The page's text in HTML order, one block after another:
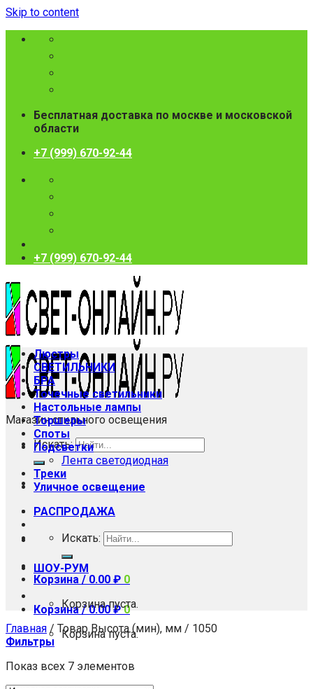
Skip to content
Бесплатная доставка по москве и московской
области
+7 (999) 670-92-44
+7 (999) 670-92-44
Магазин стильного освещения
Искать:
РАСПРОДАЖА
ШОУ-РУМ
Корзина /0.00₽ 0
Корзина пуста.
Люстры
СВЕТИЛЬНИКИ
БРА
Точечные светильники
Настольные лампы
Торшеры
Споты
Подсветки
Лента светодиодная
Треки
Уличное освещение
Искать:
Корзина / 0.00 ₽ 0
Корзина пуста.
Главная / Товар Высота (мин), мм / 1050
Фильтры
Показ всех 7 элементов